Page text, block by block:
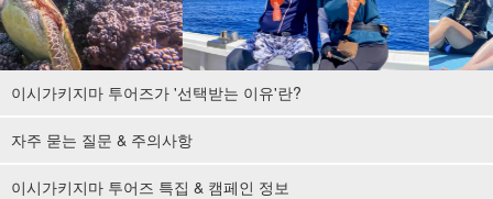
이시가키지마 투어즈가 '선택받는 이유'란?
자주 묻는 질문 & 주의사항
이시가키지마 투어즈 특집 & 캠페인 정보